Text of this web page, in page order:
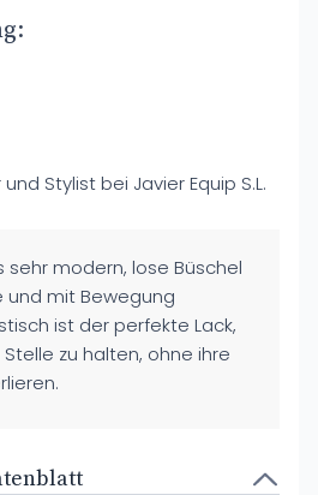
Stylist bei Javier Equip S.L.
modern, lose Büschel
und mit Bewegung
ist der perfekte Lack,
zu halten, ohne ihre